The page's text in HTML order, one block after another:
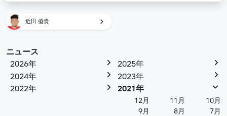
近田 優貴
ニュース
2026年
2025年
2024年
2023年
2022年
2021年
12月 11月
10月
9月
8月
7月